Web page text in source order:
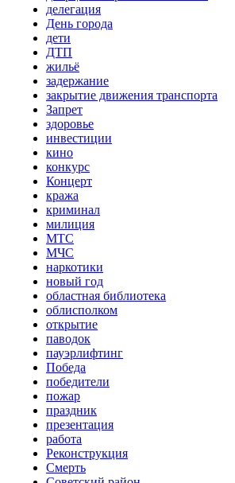
делегация
День города
дети
ДТП
жильё
задержание
закрытие движения транспорта
Запрет
здоровье
инвестиции
кино
конкурс
Концерт
кража
криминал
милиция
МТС
МЧС
наркотики
новый год
областная библиотека
облисполком
открытие
паводок
пауэрлифтинг
Победа
победители
пожар
праздник
презентация
работа
Реконструкция
Смерть